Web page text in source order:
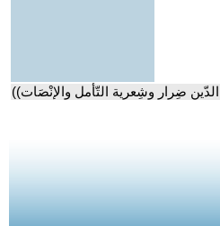
ضِرار وشِعرية التّأمل والإنْصَات))